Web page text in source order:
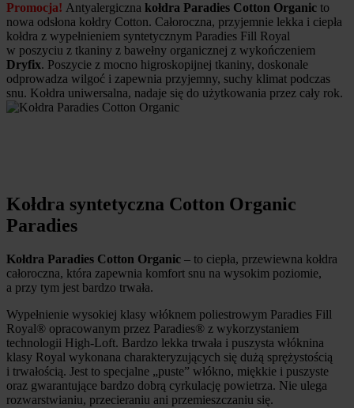
Promocja! Antyalergiczna kołdra Paradies Cotton Organic to
nowa odsłona kołdry Cotton. Całoroczna, przyjemnie lekka i ciepła
kołdra z wypełnieniem syntetycznym Paradies Fill Royal
w poszyciu z tkaniny z bawełny organicznej z wykończeniem
Dryfix. Poszycie z mocno higroskopijnej tkaniny, doskonale
odprowadza wilgoć i zapewnia przyjemny, suchy klimat podczas
snu. Kołdra uniwersalna, nadaje się do użytkowania przez cały rok.
Kołdra syntetyczna Cotton Organic
Paradies
Kołdra Paradies Cotton Organic – to ciepła, przewiewna kołdra
całoroczna, która zapewnia komfort snu na wysokim poziomie,
a przy tym jest bardzo trwała.
Wypełnienie wysokiej klasy włóknem poliestrowym Paradies Fill
Royal® opracowanym przez Paradies® z wykorzystaniem
technologii High-Loft. Bardzo lekka trwała i puszysta włóknina
klasy Royal wykonana charakteryzujących się dużą sprężystością
i trwałością. Jest to specjalne „puste” włókno, miękkie i puszyste
oraz gwarantujące bardzo dobrą cyrkulację powietrza. Nie ulega
rozwarstwianiu, przecieraniu ani przemieszczaniu się.